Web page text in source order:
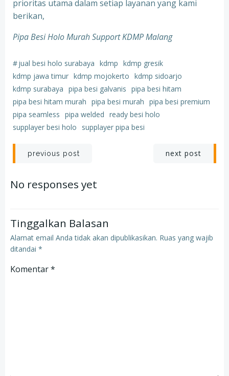
prioritas utama dalam setiap layanan yang kami
berikan,
Pipa Besi Holo Murah Support KDMP Malang
#jual besi holo surabaya kdmp kdmp gresik
kdmp jawa timur kdmp mojokerto kdmp sidoarjo
kdmp surabaya pipa besi galvanis pipa besi hitam
pipa besi hitam murah pipa besi murah pipa besi premium
pipa seamless pipa welded ready besi holo
supplayer besi holo
supplayer pipa besi
Post
navigation
previous post next post
No responses yet
Tinggalkan Balasan
Alamat email Anda tidak akan dipublikasikan. Ruas yang wajib
ditandai *
Komentar*